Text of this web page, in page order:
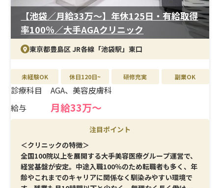
年間休日125日と、働きやすさと待遇のバランスが取れた
環境です。結婚・出産祝い金（第一子30万円、第二子以
降40万円）など福利厚生も充実。育休取得実績も高く、
ライフステージの変化にも柔軟に対応しながら長く働け
ます。
【池袋／月給33万〜】年休125日・有給取得
率100％／大手AGAクリニック
東京都豊島区 JR各線「池袋駅」東口
未経験OK 休日120日~ 研修充実 副業OK
診療科目
AGA、美容皮膚科
給与
月給33万〜
注目ポイント
＜クリニックの特徴＞
全国100院以上を展開する大手美容医療グループ運営で、
経営基盤が安定。中途入職100％のため転職者も多く、年
齢やこれまでのキャリアに関係なく馴染みやすい環境で